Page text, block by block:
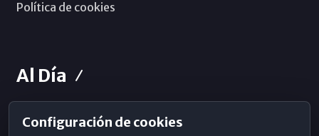
Política de cookies
Al Día
Horarios de Misa
Configuración de cookies